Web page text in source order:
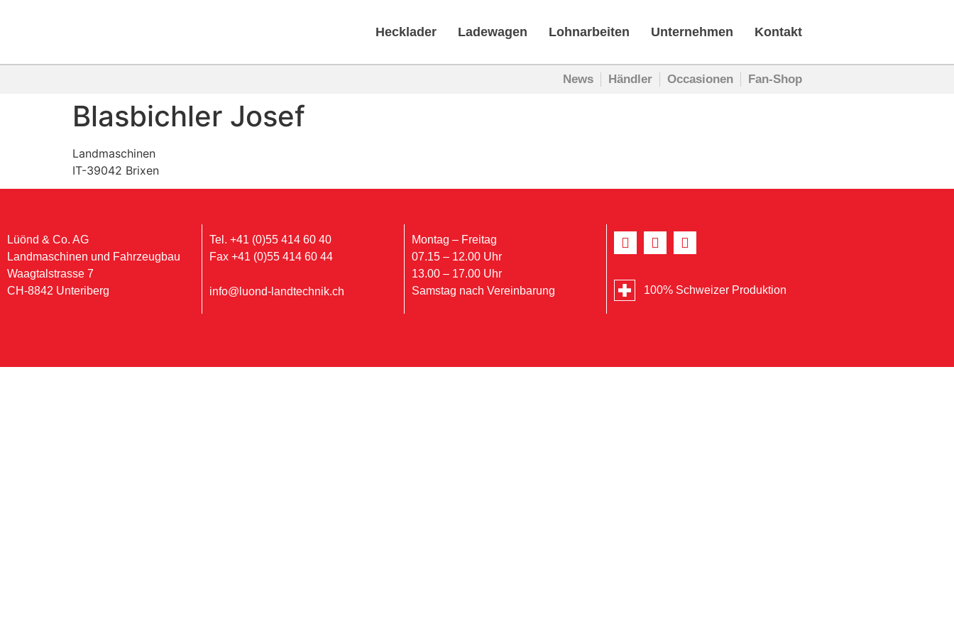
Hecklader Ladewagen Lohnarbeiten Unternehmen Kontakt
News Händler Occasionen Fan-Shop
Blasbichler Josef
Landmaschinen
IT-39042 Brixen
Lüönd & Co. AG
Landmaschinen und Fahrzeugbau
Waagtalstrasse 7
CH-8842 Unteriberg
Tel. +41 (0)55 414 60 40
Fax +41 (0)55 414 60 44
info@luond-landtechnik.ch
Montag – Freitag
07.15 – 12.00 Uhr
13.00 – 17.00 Uhr
Samstag nach Vereinbarung
100% Schweizer Produktion